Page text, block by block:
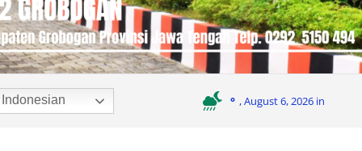
Indonesian ° , August 6, 2026 in